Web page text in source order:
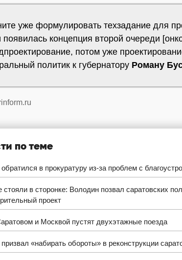
уже формулировать техзадание для
появилась концепция второй очереди
потом уже
политик к губернатору Роману
по теме
в прокуратуру из-за проблем с
стояли в сторонке: Володин позвал саратовских
проект
и Москвой пустят двухэтажные поезда
«набирать обороты» в реконструкции